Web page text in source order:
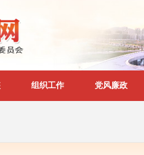
组织工作 党风廉政